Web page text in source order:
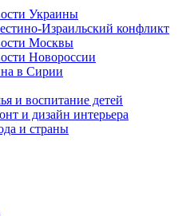
Украины
Израильский конфликт
Москвы
Новороссии
в Сирии
и воспитание детей
и дизайн интерьера
и страны